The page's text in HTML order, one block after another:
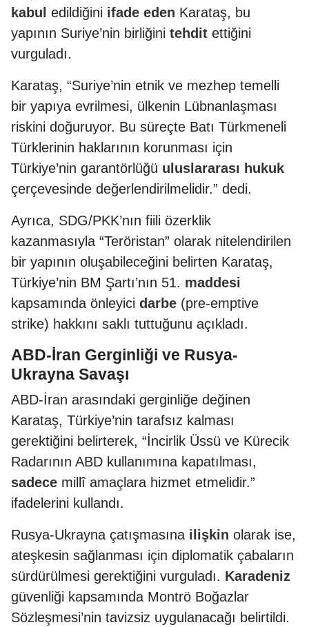
kabul edildiğini ifade eden Karataş, bu
yapının Suriye’nin birliğini tehdit ettiğini
vurguladı.
Karataş, “Suriye’nin etnik ve mezhep temelli
bir yapıya evrilmesi, ülkenin Lübnanlaşması
riskini doğuruyor. Bu süreçte Batı Türkmeneli
Türklerinin haklarının korunması için
Türkiye’nin garantörlüğü uluslararası hukuk
çerçevesinde değerlendirilmelidir.” dedi.
Ayrıca, SDG/PKK’nın fiili özerklik
kazanmasıyla “Teröristan” olarak nitelendirilen
bir yapının oluşabileceğini belirten Karataş,
Türkiye’nin BM Şartı’nın 51. maddesi
kapsamında önleyici darbe (pre-emptive
strike) hakkını saklı tuttuğunu açıkladı.
ABD-İran Gerginliği ve Rusya-
Ukrayna Savaşı
ABD-İran arasındaki gerginliğe değinen
Karataş, Türkiye’nin tarafsız kalması
gerektiğini belirterek, “İncirlik Üssü ve Kürecik
Radarının ABD kullanımına kapatılması,
sadece millî amaçlara hizmet etmelidir.”
ifadelerini kullandı.
Rusya-Ukrayna çatışmasına ilişkin olarak ise,
ateşkesin sağlanması için diplomatik çabaların
sürdürülmesi gerektiğini vurguladı. Karadeniz
güvenliği kapsamında Montrö Boğazlar
Sözleşmesi’nin tavizsiz uygulanacağı belirtildi.